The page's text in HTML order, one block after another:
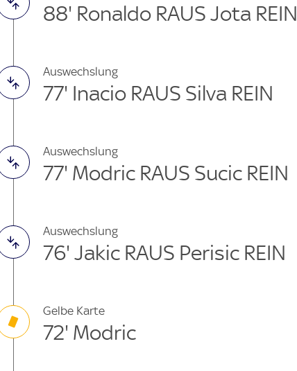
88' Ronaldo RAUS Jota REIN
Auswechslung
77' Inacio RAUS Silva REIN
Auswechslung
77' Modric RAUS Sucic REIN
Auswechslung
76' Jakic RAUS Perisic REIN
Gelbe Karte
72' Modric